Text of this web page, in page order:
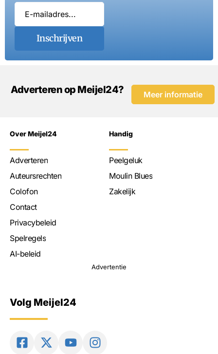
Inschrijven
Adverteren op Meijel24? Meer informatie
Over Meijel24
Adverteren
Auteursrechten
Colofon
Contact
Privacybeleid
Spelregels
AI-beleid
Handig
Peelgeluk
Moulin Blues
Zakelijk
Advertentie
Volg Meijel24